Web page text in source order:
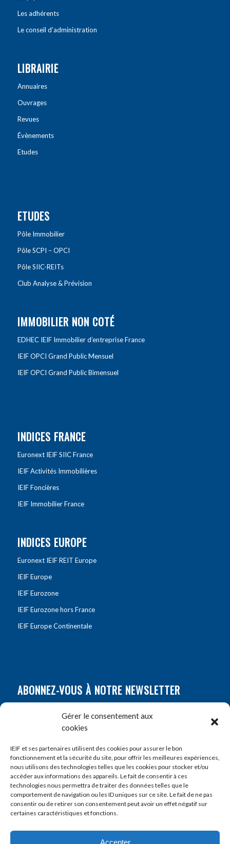
Gérer le consentement aux
cookies
IEIF et ses partenaires utilisent des cookies pour assurer le bon
fonctionnement et la sécurité du site, pour offrir les meilleures expériences,
nous utilisons des technologies telles que les cookies pour stocker et/ou
accéder aux informations des appareils. Le fait de consentir à ces
technologies nous permettra de traiter des données telles que le
comportement de navigation ou les ID uniques sur ce site. Le fait de ne pas
consentir ou de retirer son consentement peut avoir un effet négatif sur
certaines caractéristiques et fonctions.
Accepter
Les adhérents
Le conseil d’administration
LIBRAIRIE
Annuaires
Ouvrages
Revues
Évènements
Etudes
ETUDES
Pôle Immobilier
Pôle SCPI – OPCI
Pôle SIIC-REITs
Club Analyse & Prévision
IMMOBILIER NON COTÉ
EDHEC IEIF Immobilier d’entreprise France
IEIF OPCI Grand Public Mensuel
IEIF OPCI Grand Public Bimensuel
INDICES FRANCE
Euronext IEIF SIIC France
IEIF Activités Immobilières
IEIF Foncières
IEIF Immobilier France
INDICES EUROPE
Euronext IEIF REIT Europe
IEIF Europe
IEIF Eurozone
IEIF Eurozone hors France
IEIF Europe Continentale
ABONNEZ-VOUS À NOTRE NEWSLETTER
Prénom
E-mail*